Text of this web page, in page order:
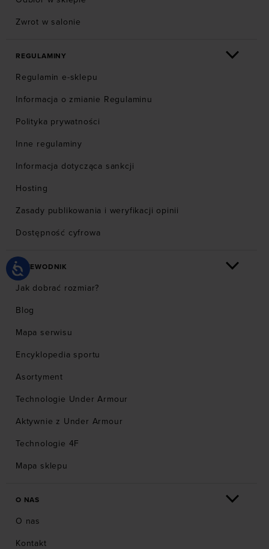
Zwrot w salonie
REGULAMINY
Regulamin e-sklepu
Informacja o zmianie Regulaminu
Polityka prywatności
Inne regulaminy
Informacja dotycząca sankcji
Hosting
Zasady publikowania i weryfikacji opinii
Dostępność cyfrowa
PRZEWODNIK
Jak dobrać rozmiar?
Blog
Mapa serwisu
Encyklopedia sportu
Asortyment
Technologie Under Armour
Aktywnie z Under Armour
Technologie 4F
Mapa sklepu
O NAS
O nas
Kontakt